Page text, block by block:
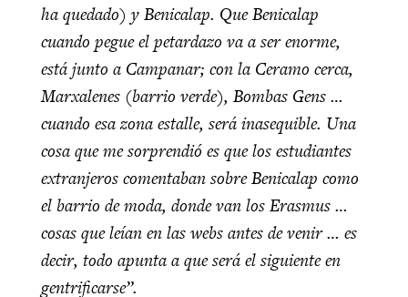
ha quedado) y Benicalap. Que Benicalap
cuando pegue el petardazo va a ser enorme,
está junto a Campanar; con la Ceramo cerca,
Marxalenes (barrio verde), Bombas Gens …
cuando esa zona estalle, será inasequible. Una
cosa que me sorprendió es que los estudiantes
extranjeros comentaban sobre Benicalap como
el barrio de moda, donde van los Erasmus …
cosas que leían en las webs antes de venir … es
decir, todo apunta a que será el siguiente en
gentrificarse”.